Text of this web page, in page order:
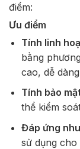
điểm:
Ưu điểm
Tính linh
bằng
cao, dễ
Tính bảo
thể kiểm
Đáp ứng
sử dụng